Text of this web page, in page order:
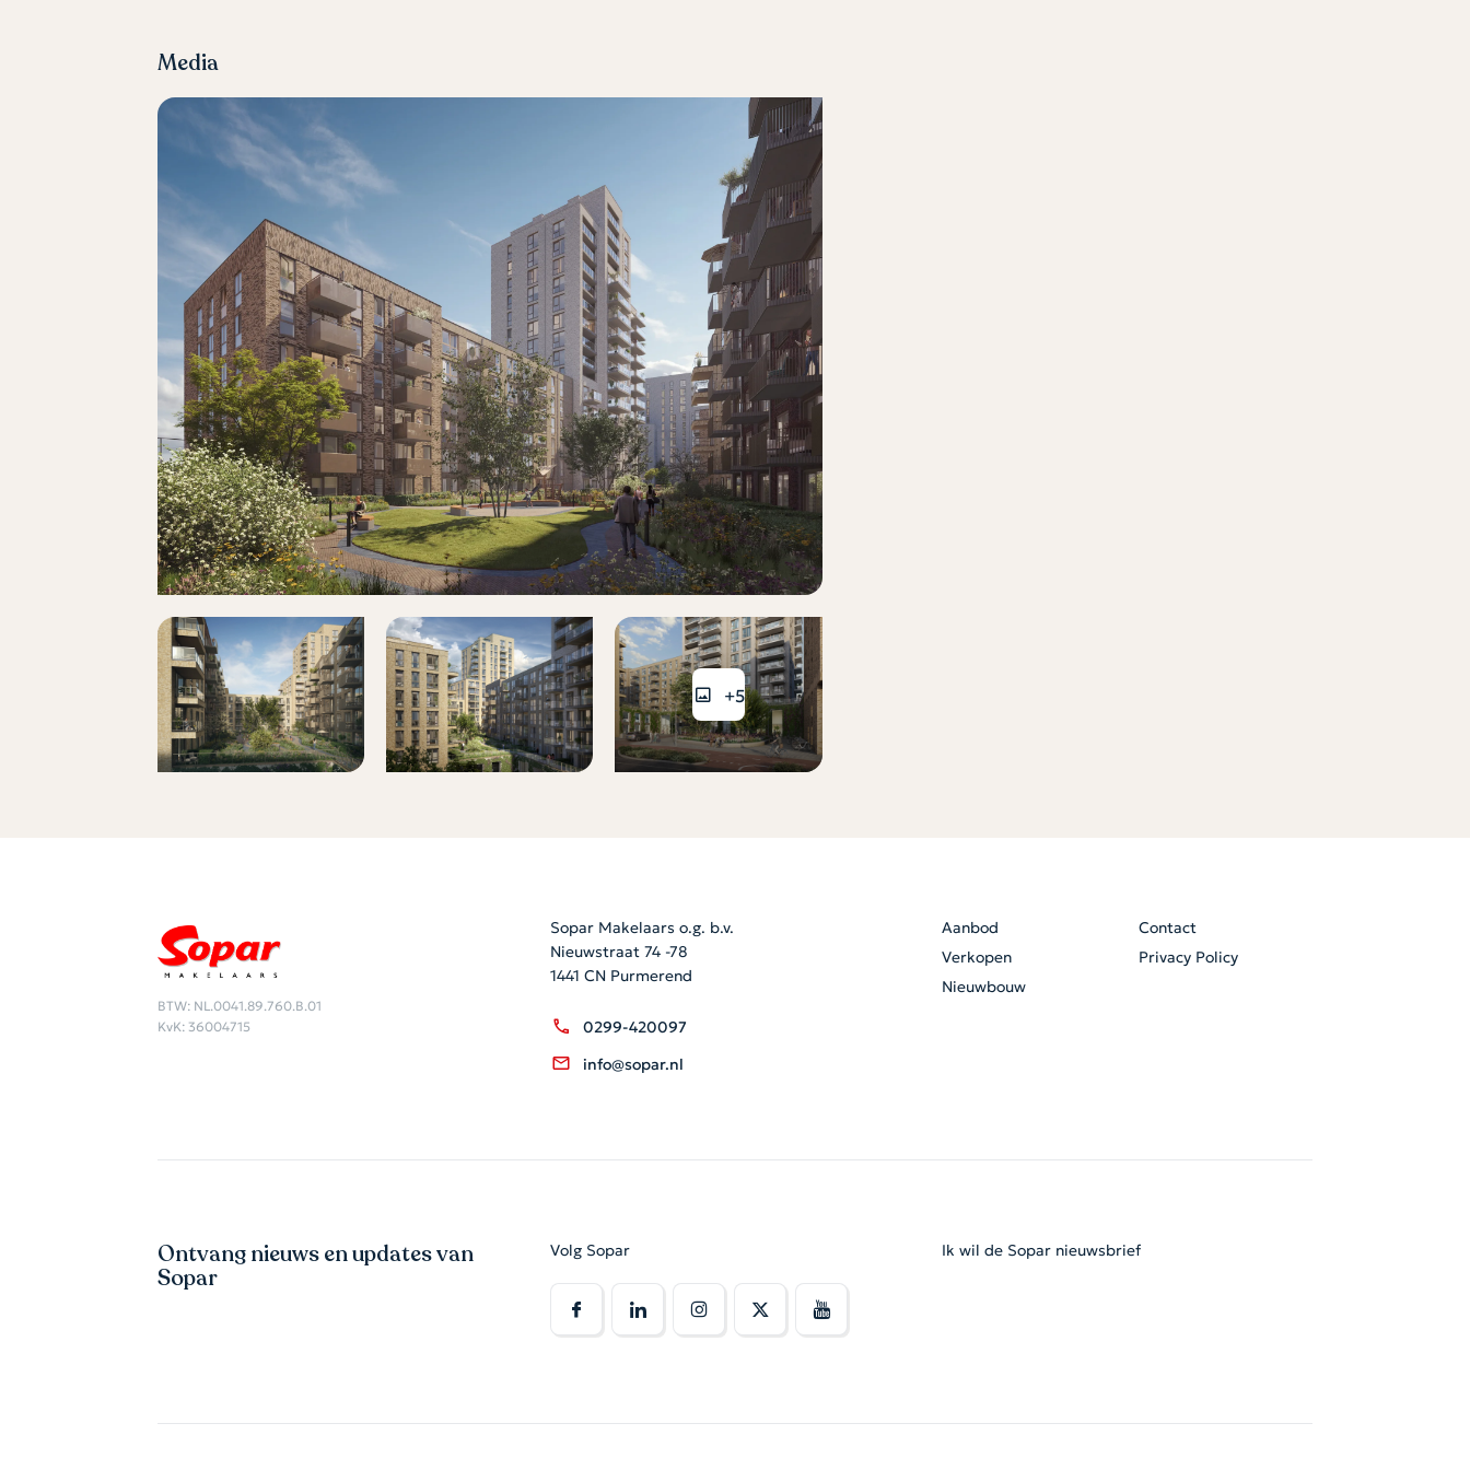
Media
+5
BTW: NL.0041.89.760.B.01
KvK: 36004715
Sopar Makelaars o.g. b.v.
Nieuwstraat 74 -78
1441 CN Purmerend
0299-420097
info@sopar.nl
Aanbod
Verkopen
Nieuwbouw
Contact
Privacy Policy
Ontvang nieuws en updates van
Sopar
Volg Sopar Ik wil de Sopar nieuwsbrief